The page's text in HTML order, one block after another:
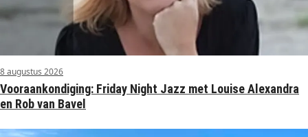
8 augustus 2026
Vooraankondiging: Friday Night Jazz met Louise Alexandra
en Rob van Bavel